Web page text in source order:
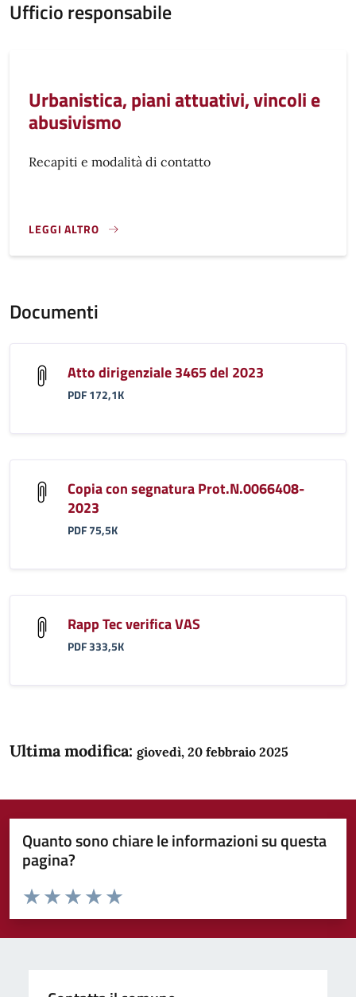
Ufficio responsabile
Urbanistica, piani attuativi, vincoli e
abusivismo
Recapiti e modalità di contatto
LEGGI ALTRO
}
Documenti
Atto dirigenziale 3465 del 2023
PDF 172,1K
Copia con segnatura Prot.N.0066408-
2023
PDF 75,5K
Rapp Tec verifica VAS
PDF 333,5K
Ultima modifica: giovedì, 20 febbraio 2025
Quanto sono chiare le informazioni su questa
pagina?
Domanda
Valuta da 1 a 5 stelle la pagina
Valuta 5 stelle su 5
Valuta 4 stelle su 5
Valuta 3 stelle su 5
Valuta 2 stelle su 5
Valuta 1 stelle su 5